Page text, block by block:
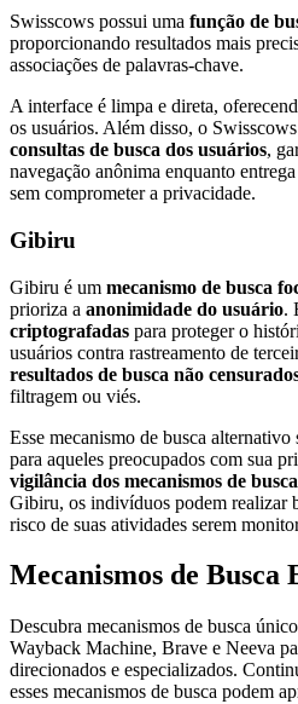
Swisscows possui uma função de
proporcionando resultados mais
associações de palavras-chave.
A interface é limpa e direta,
os usuários. Além disso, o Swisscows
consultas de busca dos usuários,
navegação anônima enquanto
sem comprometer a privacidade.
Gibiru
Gibiru é um mecanismo de busca
prioriza a anonimidade do usuário.
criptografadas para proteger o
usuários contra rastreamento de
resultados de busca não
filtragem ou viés.
Esse mecanismo de busca
para aqueles preocupados com sua
vigilância dos mecanismos de
Gibiru, os indivíduos podem realizar
risco de suas atividades serem
Mecanismos de Busca
Descubra mecanismos de busca
Wayback Machine, Brave e Neeva
direcionados e especializados.
esses mecanismos de busca podem